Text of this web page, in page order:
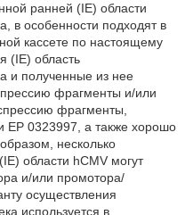
ранней (IE) области
в особенности подходят в
кассете по настоящему
(IE) область
и полученные из нее
фрагменты и/или
фрагменты,
ЕР 0323997, а также хорошо
несколько
области hCMV могут
и/или промотора/
осуществления
используется в